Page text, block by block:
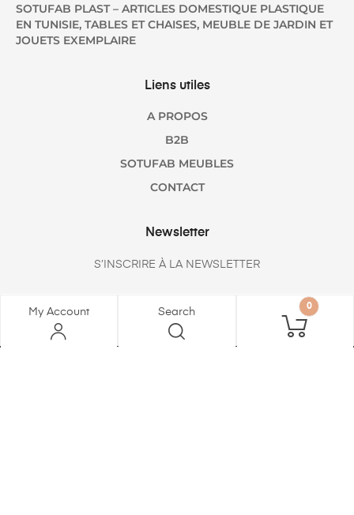
SOTUFAB PLAST – ARTICLES DOMESTIQUE PLASTIQUE
EN TUNISIE, TABLES ET CHAISES, MEUBLE DE JARDIN ET
JOUETS EXEMPLAIRE
Liens utiles
A PROPOS
B2B
SOTUFAB MEUBLES
CONTACT
Newsletter
S’INSCRIRE À LA NEWSLETTER
My Account Search 0